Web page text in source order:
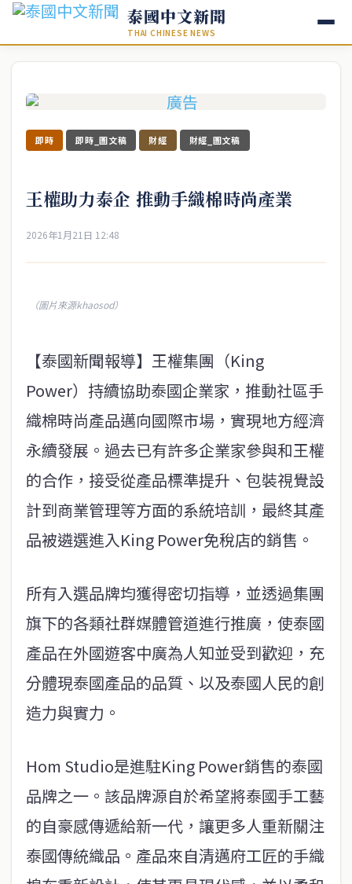
泰國中文新聞
THAI CHINESE NEWS
即時 即時_圖文稿 財經 財經_圖文稿
王權助力泰企 推動手織棉時尚產業
2026年1月21日 12:48
（圖片來源khaosod）
【泰國新聞報導】王權集團（King
Power）持續協助泰國企業家，推動社區手
織棉時尚產品邁向國際市場，實現地方經濟
永續發展。過去已有許多企業家參與和王權
的合作，接受從產品標準提升、包裝視覺設
計到商業管理等方面的系統培訓，最終其產
品被遴選進入King Power免稅店的銷售。
所有入選品牌均獲得密切指導，並透過集團
旗下的各類社群媒體管道進行推廣，使泰國
產品在外國遊客中廣為人知並受到歡迎，充
分體現泰國產品的品質、以及泰國人民的創
造力與實力。
Hom Studio是進駐King Power銷售的泰國
品牌之一。該品牌源自於希望將泰國手工藝
的自豪感傳遞給新一代，讓更多人重新關注
泰國傳統織品。產品來自清邁府工匠的手織